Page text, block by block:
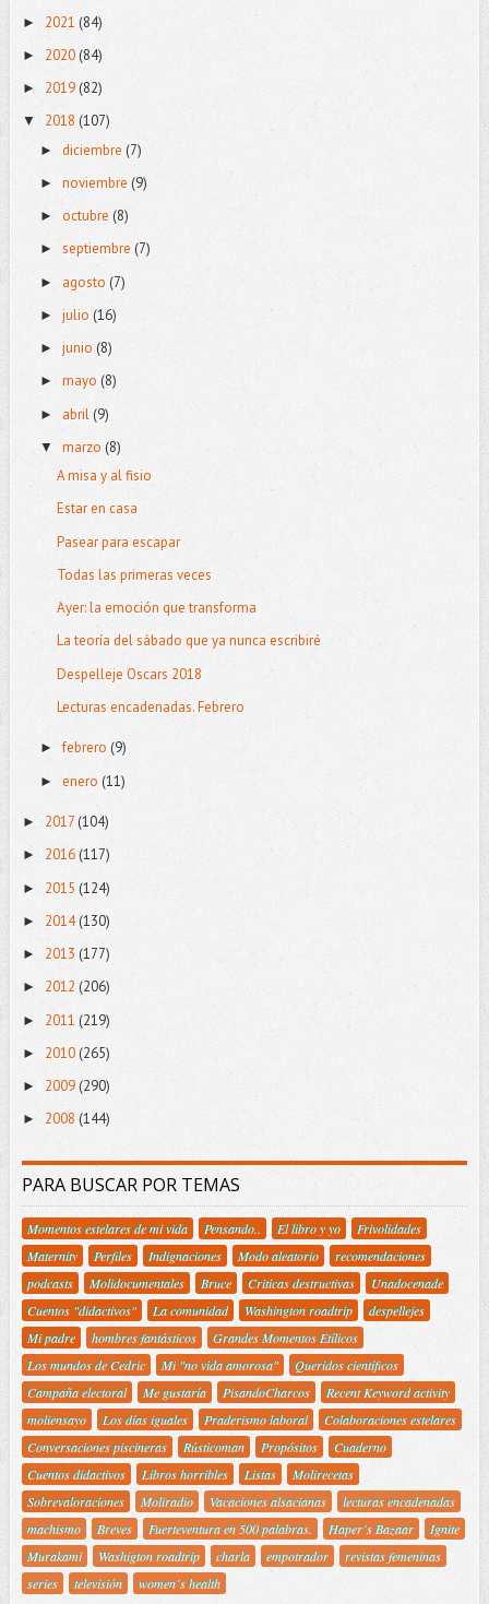
► 2021 (84)
► 2020 (84)
► 2019(82)
▼ 2018 (107)
► diciembre (7)
► noviembre (9)
► octubre (8)
► septiembre (7)
► agosto (7)
► julio (16)
► junio (8)
► mayo (8)
► abril(9)
▼ marzo (8)
A misa y al fisio
Estar en casa
Pasear para escapar
Todas las primeras veces
Ayer: la emoción que transforma
La teoría del sábado que ya nunca escribiré
Despelleje Oscars 2018
Lecturas encadenadas. Febrero
►febrero (9)
► enero (11)
► 2017(104)
► 2016(117)
► 2015 (124)
► 2014(130)
► 2013 (177)
► 2012 (206)
► 2011 (219)
► 2010(265)
► 2009(290)
► 2008 (144)
PARA BUSCAR POR TEMAS
Momentos estelares de mi vida Pensando.. El libro y yo
Frivolidades
Maternity
Perfiles Indignaciones Modo aleatorio
recomendaciones
podcasts
Molidocumentales Bruce Criticas destructivas
Unadocenade
Cuentos "didactivos"
La comunidad Washington roadtrip
despellejes
Mi padre
hombres fantásticos
Grandes Momentos Etílicos
Los mundos de Cedric
Mi "no vida amorosa"
Queridos científicos
Campaña electoral
Me gustaría PisandoCharcos
Recent Keyword activity
moliensayo
Los días iguales Praderismo laboral
Colaboraciones estelares
Conversaciones piscineras
Rústicoman Propósitos
Cuaderno
Cuentos didactivos
Libros horribles Listas
Molirecetas
Sobrevaloraciones
Moliradio Vacaciones alsacianas
lecturas encadenadas
machismo
Breves Fuerteventura en 500 palabras. Haper´s Bazaar
Ignite
Murakami
Washigton roadtrip charla empotrador
revistas femeninas
series
televisión women´s health